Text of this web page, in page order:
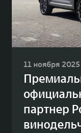
11 ноября 2025
партнер